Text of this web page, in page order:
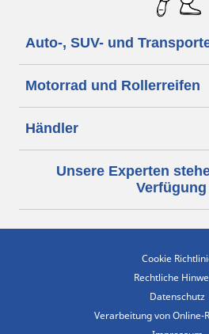
Auto-, SUV- und
Motorrad und Rollerreifen
Händler
Unsere Experten
Verfügung
Cookie
Rechtliche
Datenschutz
Verarbeitung von Online-